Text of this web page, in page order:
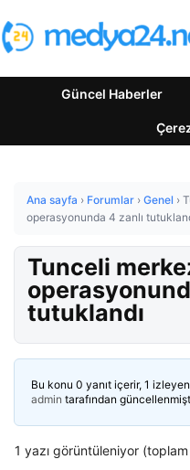
Güncel Haberler
Ana sayfa › Forumlar › Genel ›
operasyonunda 4 zanlı
Tunceli
tutuklandı
Bu konu 0 yanıt içerir, 1
admin tarafından
1 yazı görüntüleniyor (toplam